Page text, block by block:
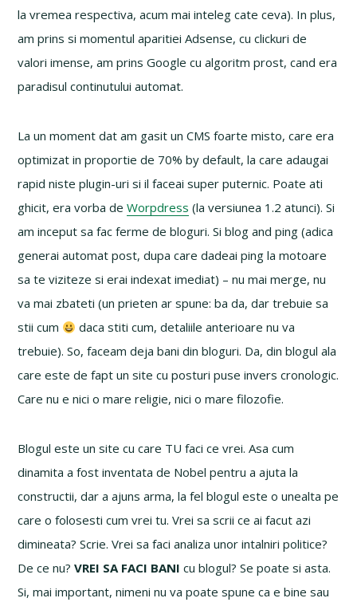
la vremea respectiva, acum mai inteleg cate ceva). In plus,
am prins si momentul aparitiei Adsense, cu clickuri de
valori imense, am prins Google cu algoritm prost, cand era
paradisul continutului automat.
La un moment dat am gasit un CMS foarte misto, care era
optimizat in proportie de 70% by default, la care adaugai
rapid niste plugin-uri si il faceai super puternic. Poate ati
ghicit, era vorba deWorpdress (la versiunea 1.2 atunci). Si
am inceput sa fac ferme de bloguri. Si blog and ping (adica
generai automat post, dupa care dadeai ping la motoare
sa te viziteze si erai indexat imediat) – nu mai merge, nu
va mai zbateti (un prieten ar spune: ba da, dar trebuie sa
stii cum
daca stiti cum, detaliile anterioare nu va
trebuie). So, faceam deja bani din bloguri. Da, din blogul ala
care este de fapt un site cu posturi puse invers cronologic.
Care nu e nici o mare religie, nici o mare filozofie.
Blogul este un site cu care TU faci ce vrei. Asa cum
dinamita a fost inventata de Nobel pentru a ajuta la
constructii, dar a ajuns arma, la fel blogul este o unealta pe
care o folosesti cum vrei tu. Vrei sa scrii ce ai facut azi
dimineata? Scrie. Vrei sa faci analiza unor intalniri politice?
De ce nu?VREI SA FACI BANI cu blogul? Se poate si asta.
Si, mai important, nimeni nu va poate spune ca e bine sau